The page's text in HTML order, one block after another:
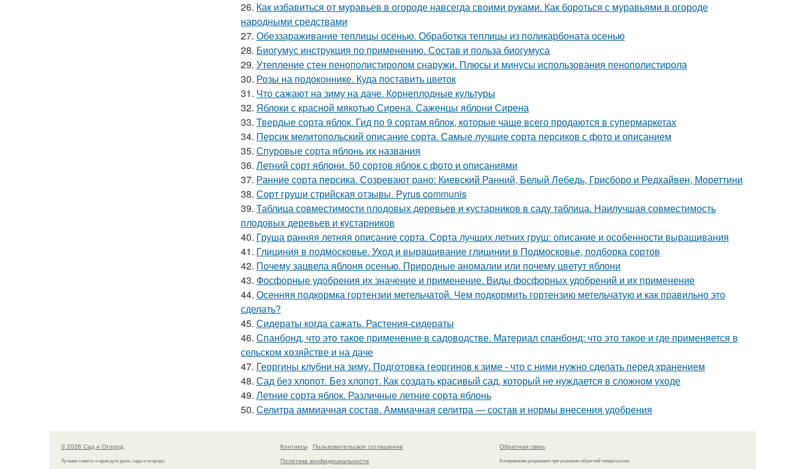
26. Как избавиться от муравьев в огороде навсегда своими руками. Как бороться с муравьями в огороде
народными средствами
27. Обеззараживание теплицы осенью. Обработка теплицы из поликарбоната осенью
28. Биогумус инструкция по применению. Состав и польза биогумуса
29. Утепление стен пенополистиролом снаружи. Плюсы и минусы использования пенополистирола
30. Розы на подоконнике. Куда поставить цветок
31. Что сажают на зиму на даче. Корнеплодные культуры
32. Яблоки с красной мякотью Сирена. Саженцы яблони Сирена
33. Твердые сорта яблок. Гид по 9 сортам яблок, которые чаще всего продаются в супермаркетах
34. Персик мелитопольский описание сорта. Самые лучшие сорта персиков с фото и описанием
35. Спуровые сорта яблонь их названия
36. Летний сорт яблони. 50 сортов яблок с фото и описаниями
37. Ранние сорта персика. Созревают рано: Киевский Ранний, Белый Лебедь, Грисборо и Редхайвен, Мореттини
38. Сорт груши стрийская отзывы. Pyrus communis
39. Таблица совместимости плодовых деревьев и кустарников в саду таблица. Наилучшая совместимость
плодовых деревьев и кустарников
40. Груша ранняя летняя описание сорта. Сорта лучших летних груш: описание и особенности выращивания
41. Глициния в подмосковье. Уход и выращивание глицинии в Подмосковье, подборка сортов
42. Почему зацвела яблоня осенью. Природные аномалии или почему цветут яблони
43. Фосфорные удобрения их значение и применение. Виды фосфорных удобрений и их применение
44. Осенняя подкормка гортензии метельчатой. Чем подкормить гортензию метельчатую и как правильно это
сделать?
45. Сидераты когда сажать. Растения-сидераты
46. Спанбонд, что это такое применение в садоводстве. Материал спанбонд: что это такое и где применяется в
сельском хозяйстве и на даче
47. Георгины клубни на зиму. Подготовка георгинов к зиме - что с ними нужно сделать перед хранением
48. Сад без хлопот. Без хлопот. Как создать красивый сад, который не нуждается в сложном уходе
49. Летние сорта яблок. Различные летние сорта яблонь
50. Селитра аммиачная состав. Аммиачная селитра — состав и нормы внесения удобрения
© 2026 Сад и Огород
Лучшие советы и идеи для дачи, сада и огорода
Контакты
Пользовательское соглашение
Политика конфидециальности
Обратная связь
Копирование разрешено при указании обратной гиперссылки.